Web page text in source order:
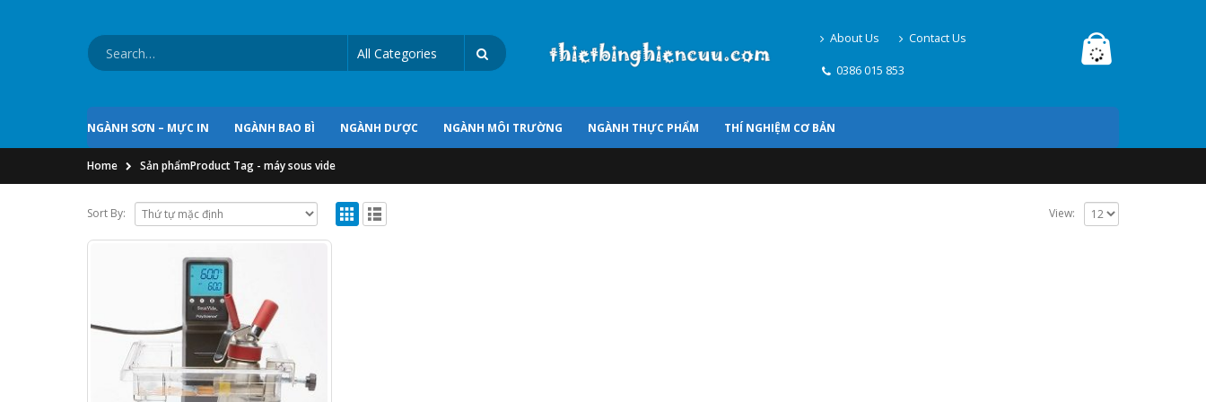
About Us Contact Us
0386 015 853
NGÀNH SƠN – MỰC IN NGÀNH BAO BÌ NGÀNH DƯỢC NGÀNH MÔI TRƯỜNG NGÀNH THỰC PHẨM THÍ NGHIỆM CƠ BẢN
Home Sản phẩmProduct Tag - máy sous vide
Sort By: View: